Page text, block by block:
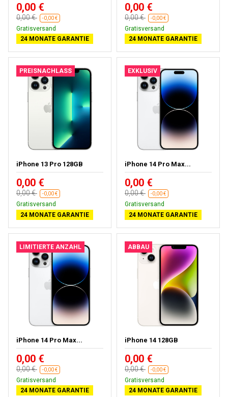
0,00 €
0,00 € -0,00 €
Gratisversand
24 MONATE GARANTIE
0,00 €
0,00 € -0,00 €
Gratisversand
24 MONATE GARANTIE
PREISNACHLASS
iPhone 13 Pro 128GB
0,00 €
0,00 € -0,00 €
Gratisversand
24 MONATE GARANTIE
EXKLUSIV
iPhone 14 Pro Max...
0,00 €
0,00 € -0,00 €
Gratisversand
24 MONATE GARANTIE
LIMITIERTE ANZAHL
iPhone 14 Pro Max...
0,00 €
0,00 € -0,00 €
Gratisversand
24 MONATE GARANTIE
ABBAU
iPhone 14 128GB
0,00 €
0,00 € -0,00 €
Gratisversand
24 MONATE GARANTIE